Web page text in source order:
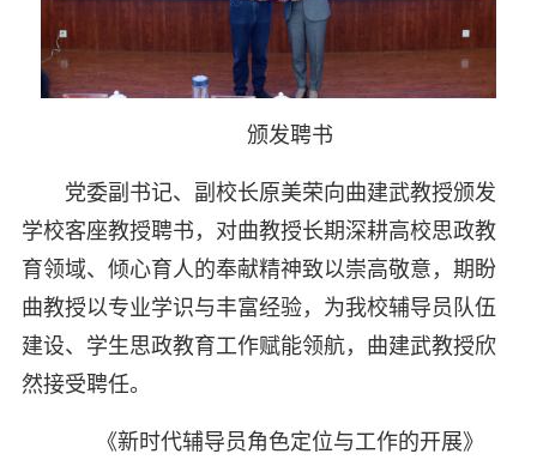
颁发聘书
党委副书记、副校长原美荣向曲建武教授颁发
学校客座教授聘书，对曲教授长期深耕高校思政教
育领域、倾心育人的奉献精神致以崇高敬意，期盼
曲教授以专业学识与丰富经验，为我校辅导员队伍
建设、学生思政教育工作赋能领航，曲建武教授欣
然接受聘任。
《新时代辅导员角色定位与工作的开展》